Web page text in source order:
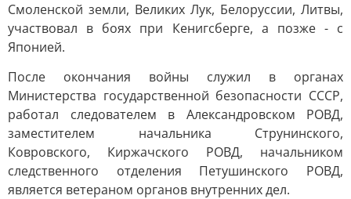
Смоленской земли, Великих Лук, Белоруссии, Литвы,
участвовал в боях при Кенигсберге, а позже - с
Японией.
После окончания войны служил в органах
Министерства государственной безопасности СССР,
работал следователем в Александровском РОВД,
заместителем начальника Струнинского,
Ковровского, Киржачского РОВД, начальником
следственного отделения Петушинского РОВД,
является ветераном органов внутренних дел.